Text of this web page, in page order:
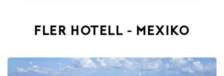
FLER HOTELL - MEXIKO